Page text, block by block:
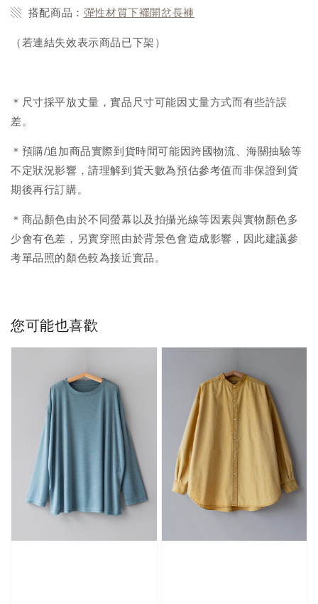
▧ 搭配商品： 彈性材質下襬開岔長褲
（若連結失效表示商品已下架）
＊尺寸採平放丈量，實品尺寸可能因丈量方式而有些許誤
差。
＊預購/追加商品實際到貨時間可能因跨國物流、海關抽驗等
不定狀況影響，請理解到貨天數為預估參考值而非保證到貨
期後再行訂購。
＊商品顏色由於不同螢幕以及拍攝光線等因素與實物顏色多
少會有色差，另實穿照由於背景色會造成影響，因此建議參
考單品照的顏色較為接近實品。
您可能也喜歡